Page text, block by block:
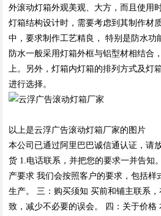
外滚动灯箱外观美观、大方，而且使用
灯箱结构设计时，需要考虑到其制作材
中，要求制作工艺精良， 特别是防水功
防水一般采用灯箱外框与铝型材相结合
上。另外，灯箱内灯箱的排列方式及灯
进行选择。
以上是云浮广告滚动灯箱厂家的图片
本公司已通过阿里巴巴诚信通认证，请
货 1.电话联系，并把您的要求一并告知
产要求 我们会按照客户的要求，包括样
生产。 三：购买须知 买前和铺主联系
致，减少不必要的误会。 四：关于价格